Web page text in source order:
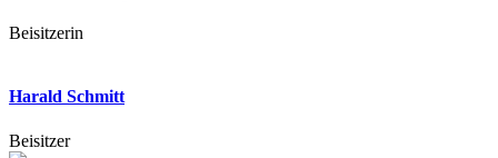
Beisitzerin
Harald Schmitt
Beisitzer